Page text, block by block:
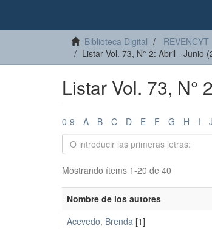
Biblioteca Digital REVENCYT
Listar Vol. 73, N° 2: Abril - Junio
Listar Vol. 73, N°
0-9 A B C D E F G H I J
Mostrando ítems 1-20 de 40
Nombre de los autores
Acevedo, Brenda [1]